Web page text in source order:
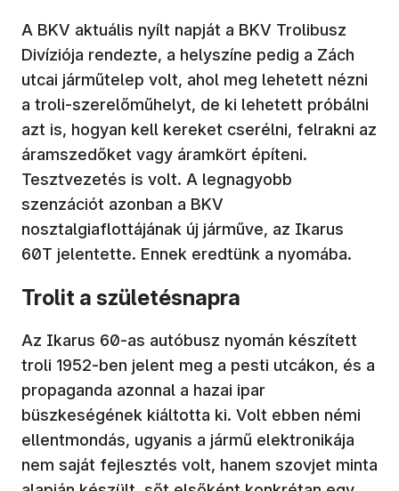
A BKV aktuális nyílt napját a BKV Trolibusz
Divíziója rendezte, a helyszíne pedig a Zách
utcai járműtelep volt, ahol meg lehetett nézni
a troli-szerelőműhelyt, de ki lehetett próbálni
azt is, hogyan kell kereket cserélni, felrakni az
áramszedőket vagy áramkört építeni.
Tesztvezetés is volt. A legnagyobb
szenzációt azonban a BKV
nosztalgiaflottájának új járműve, az Ikarus
60T jelentette. Ennek eredtünk a nyomába.
Trolit a születésnapra
Az Ikarus 60-as autóbusz nyomán készített
troli 1952-ben jelent meg a pesti utcákon, és a
propaganda azonnal a hazai ipar
büszkeségének kiáltotta ki. Volt ebben némi
ellentmondás, ugyanis a jármű elektronikája
nem saját fejlesztés volt, hanem szovjet minta